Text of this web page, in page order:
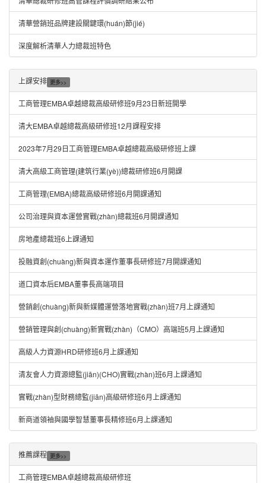
清華營銷班品牌建設關鍵環(huán)節(jié)
深度解析清華人力總裁班特色
上課安排 更多>>
工商管理EMBA卓越總裁高級研修班9月23日新班開學
清大EMBA卓越總裁高級研修班12月課程安排
2023年7月29日工商管理EMBA卓越總裁高級研修班上課
清大高級工商管理(建筑行業(yè))總裁研修班6月開課
工商管理(EMBA)總裁高級研修班6月開課通知
公司治理與資本運營實戰(zhàn)總裁班6月開課通知
房地產總裁班6上課通知
投融資創(chuàng)新與資本運作董事長研修班7月開課通知
道口資本后EMBA董事長高端項目
營銷創(chuàng)新與新媒體運營落地實戰(zhàn)班7月上課通知
營銷管理與創(chuàng)新實戰(zhàn)（CMO）高端班5月上課通知
高級人力資源HRD研修班6月上課通知
清友會人力資源總監(jiān)(CHO)實戰(zhàn)班6月上課通知
實戰(zhàn)型財務總監(jiān)高級研修班6月上課通知
新商道領袖與國學智慧董事長精修班6月上課通知
推薦課程 更多>>
工商管理EMBA卓越總裁高級研修班